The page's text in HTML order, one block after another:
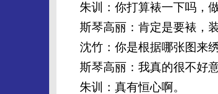
朱训：你打算裱一下吗，
斯琴高丽：肯定是要裱，
沈竹：你是根据哪张图来
斯琴高丽：我真的很不好
朱训：真有恒心啊。